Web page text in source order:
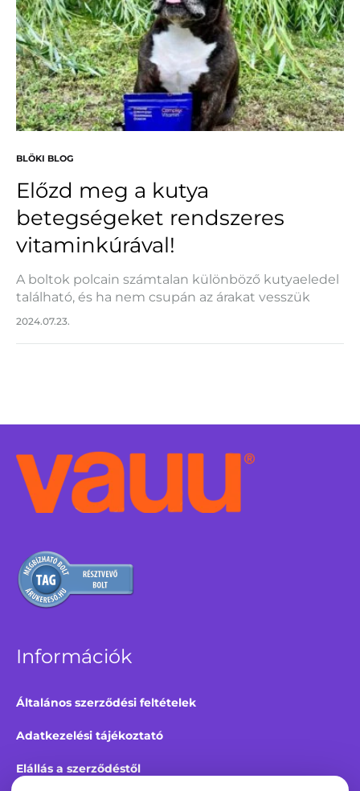
BLÖKI BLOG
Előzd meg a kutya
betegségeket rendszeres
vitaminkúrával!
A boltok polcain számtalan különböző kutyaeledel
található, és ha nem csupán az árakat vesszük
figyelembe, hanem azt is, hogy a kedvencünk
2024.07.23.
Információk
Általános szerződési feltételek
Adatkezelési tájékoztató
Elállás a szerződéstől